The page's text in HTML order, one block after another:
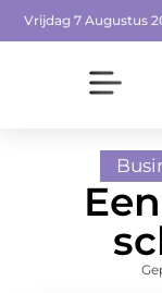
Vrijdag 7 Augustus